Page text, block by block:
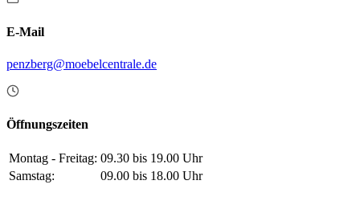
E-Mail
penzberg@moebelcentrale.de
Öffnungszeiten
Montag - Freitag: 09.30 bis 19.00 Uhr
Samstag:
09.00 bis 18.00 Uhr